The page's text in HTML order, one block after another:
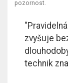
pozornost.
zvyšuje
technik